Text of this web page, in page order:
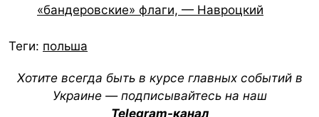
«бандеровские» флаги, — Навроцкий
Теги: польша
Хотите всегда быть в курсе главных событий в
Украине — подписывайтесь на наш
Telegram-канал